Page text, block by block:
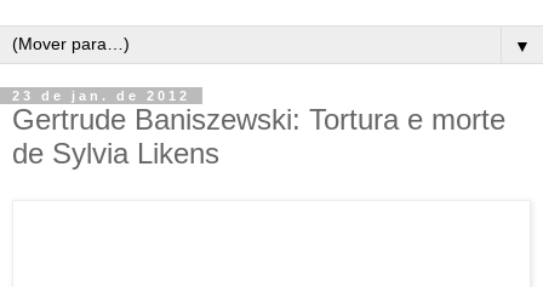
▼
23 de jan. de 2012
Gertrude Baniszewski: Tortura e morte
de Sylvia Likens